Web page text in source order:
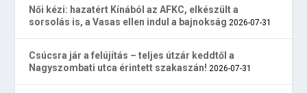
Női kézi: hazatért Kínából az AFKC, elkészült a
sorsolás is, a Vasas ellen indul a bajnokság 2026-07-31
Csúcsra jár a felújítás – teljes útzár keddtől a
Nagyszombati utca érintett szakaszán! 2026-07-31